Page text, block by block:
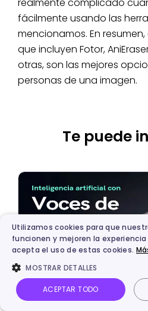
fácilmente usando las
mencionamos. En
que incluyen Fotor,
otras, son las mejores
personas de una imagen.
Te puede
Inteligencia Artificial
Utilizamos cookies para que
funcionen y mejoren la
acepta el uso de estas cookies.
MOSTRAR DETALLES
ACEPTAR TODO